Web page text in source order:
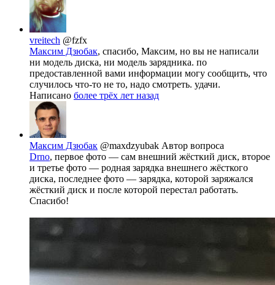
vreitech @fzfx
Максим Дзюбак, спасибо, Максим, но вы не написали
ни модель диска, ни модель зарядника. по
предоставленной вами информации могу сообщить, что
случилось что-то не то, надо смотреть. удачи.
Написано более трёх лет назад
Максим Дзюбак @maxdzyubak Автор вопроса
Drno, первое фото — сам внешний жёсткий диск, второе
и третье фото — родная зарядка внешнего жёсткого
диска, последнее фото — зарядка, которой заряжался
жёсткий диск и после которой перестал работать.
Спасибо!